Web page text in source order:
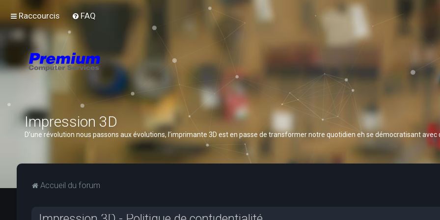
Raccourcis FAQ
Impression 3D
D’une révolution nous passons aux évolutions, l’imprimante 3D est en passe de transformer notre quotidien en se démocratisant
Accueil du forum